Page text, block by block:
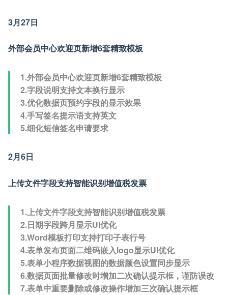
3月27日
外部会员中心欢迎页新增6套精致模板
1.外部会员中心欢迎页新增6套精致模板
2.字段说明支持文本换行显示
3.优化数据页预约字段的显示效果
4.手写签名提示语支持英文
5.细化短信签名申请要求
2月6日
上传文件字段支持智能识别增值税发票
1.上传文件字段支持智能识别增值税发票
2.日期字段跨月显示UI优化
3.Word模板打印支持打印子表行号
4.表单发布页面二维码嵌入logo显示UI优化
5.表单小程序数据视图的数据颜色设置同步显示
6.数据页面批量修改时增加二次确认提示框，谨防误改
7.表单中重要删除或修改操作增加三次确认提示框